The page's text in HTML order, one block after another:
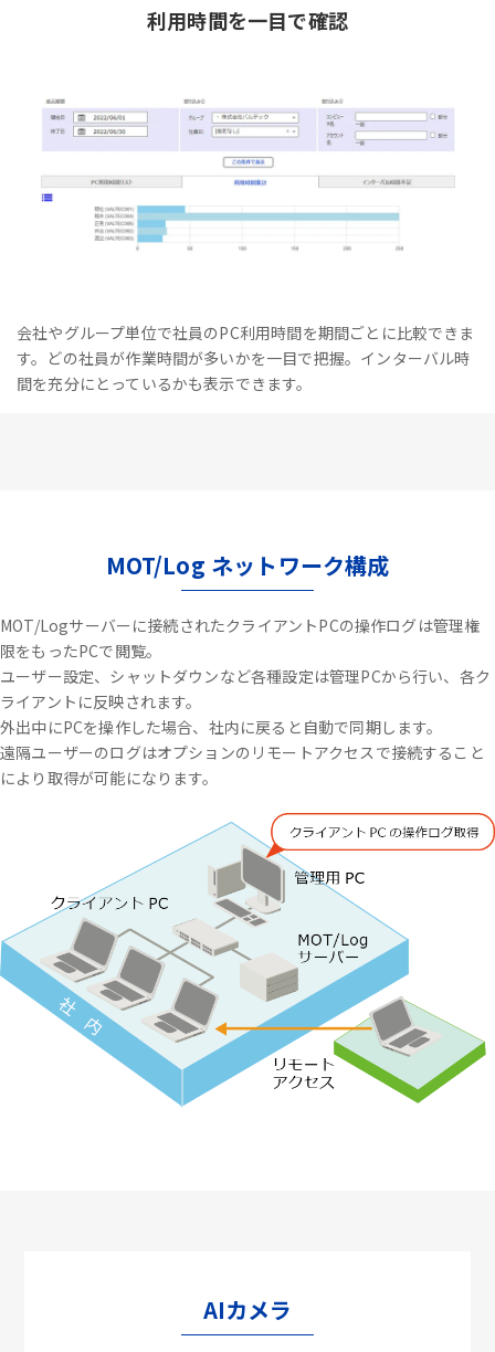
利用時間を一目で確認
会社やグループ単位で社員のPC利用時間を期間ごとに比較できま
す。どの社員が作業時間が多いかを一目で把握。インターバル時
間を充分にとっているかも表示できます。
MOT/Log ネットワーク構成
MOT/Logサーバーに接続されたクライアントPCの操作ログは管理権
限をもったPCで閲覧。
ユーザー設定、シャットダウンなど各種設定は管理PCから行い、各ク
ライアントに反映されます。
外出中にPCを操作した場合、社内に戻ると自動で同期します。
遠隔ユーザーのログはオプションのリモートアクセスで接続すること
により取得が可能になります。
AIカメラ